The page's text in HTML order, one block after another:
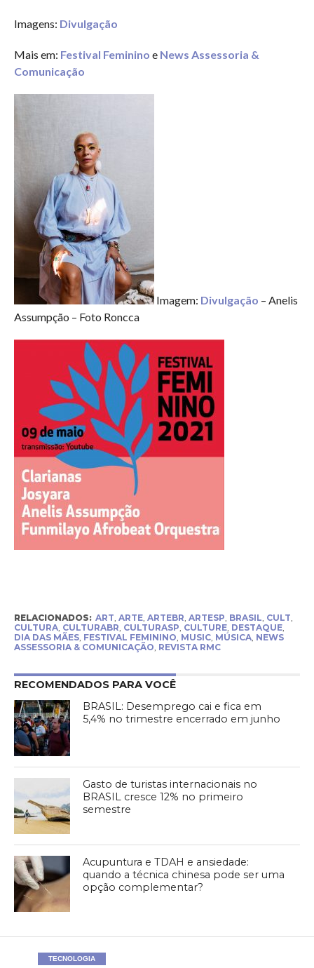
Imagens: Divulgação
Mais em: Festival Feminino e News Assessoria &
Comunicação
Imagem: Divulgação – Anelis
Assumpção – Foto Roncca
RELACIONADOS: ART, ARTE, ARTEBR, ARTESP, BRASIL, CULT,
CULTURA, CULTURABR, CULTURASP, CULTURE, DESTAQUE,
DIA DAS MÃES, FESTIVAL FEMININO, MUSIC, MÚSICA, NEWS
ASSESSORIA & COMUNICAÇÃO, REVISTA RMC
RECOMENDADOS PARA VOCÊ
BRASIL: Desemprego cai e fica em
5,4% no trimestre encerrado em junho
Gasto de turistas internacionais no
BRASIL cresce 12% no primeiro
semestre
Acupuntura e TDAH e ansiedade:
quando a técnica chinesa pode ser uma
opção complementar?
TECNOLOGIA